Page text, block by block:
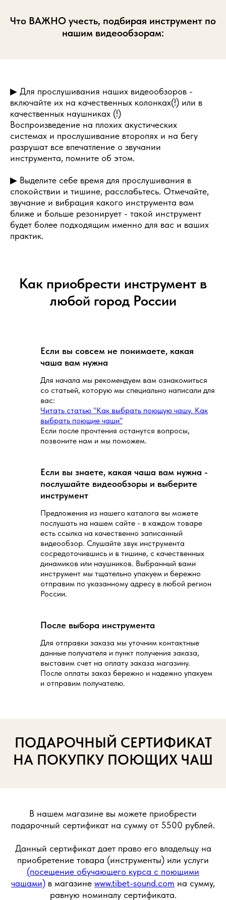
Что ВАЖНО учесть, подбирая инструмент по
нашим видеообзорам:
▶ Для прослушивания наших видеообзоров -
включайте их на качественных колонках(!) или в
качественных наушниках (!)
Воспроизведение на плохих акустических
системах и прослушивание второпях и на бегу
разрушат все впечатление о звучании
инструмента, помните об этом.
▶ Выделите себе время для прослушивания в
спокойствии и тишине, расслабьтесь. Отмечайте,
звучание и вибрация какого инструмента вам
ближе и больше резонирует - такой инструмент
будет более подходящим именно для вас и ваших
практик.
Как приобрести инструмент в
любой город России
Если вы совсем не понимаете, какая
чаша вам нужна
Для начала мы рекомендуем вам ознакомиться
со статьей, которую мы специально написали для
вас:
Читать статью "Как выбрать поющую чашу. Как
выбрать поющие чаши"
Если после прочтения останутся вопросы,
позвоните нам и мы поможем.
Если вы знаете, какая чаша вам нужна -
послушайте видеообзоры и выберите
инструмент
Предложения из нашего каталога вы можете
послушать на нашем сайте - в каждом товаре
есть ссылка на качественно записанный
видеообзор. Слушайте звук инструмента
сосредоточившись и в тишине, с качественных
динамиков или наушников. Выбранный вами
инструмент мы тщательно упакуем и бережно
отправим по указанному адресу в любой регион
России.
После выбора инструмента
Для отправки заказа мы уточним контактные
данные получателя и пункт получения заказа,
выставим счет на оплату заказа магазину.
После оплаты заказ бережно и надежно упакуем
и отправим получателю.
ПОДАРОЧНЫЙ СЕРТИФИКАТ
НА ПОКУПКУ ПОЮЩИХ ЧАШ
В нашем магазине вы можете приобрести
подарочный сертификат на сумму от 5500 рублей.
Данный сертификат дает право его владельцу на
приобретение товара (инструменты) или услуги
(посещение обучающего курса с поющими
чашами) в магазине www.tibet-sound.com на сумму,
равную номиналу сертификата.